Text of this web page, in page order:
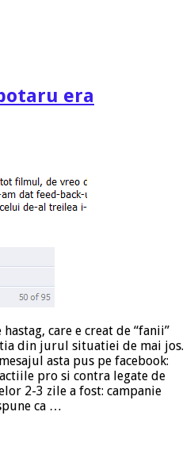
era
care e creat de “fanii”
din jurul situatiei de mai jos.
asta pus pe facebook:
pro si contra legate de
2-3 zile a fost: campanie
ca …